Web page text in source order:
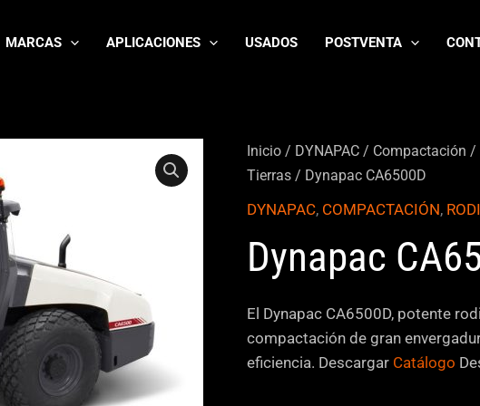
MARCAS APLICACIONES USADOS POSTVENTA
Inicio / DYNAPAC / Compactación /
Tierras / Dynapac CA6500D
DYNAPAC, COMPACTACIÓN,
Dynapac
El Dynapac CA6500D, potente
compactación de gran
eficiencia. Descargar Catálogo